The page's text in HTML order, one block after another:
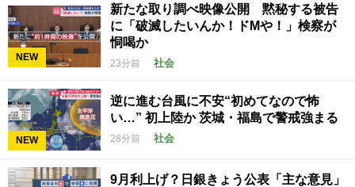
NEW
新たな取り調べ映像公開 黙秘する被告
に「破滅したいんか！ドMや！」検察が
恫喝か
23分前 社会
NEW
逆に進む台風に不安“初めてなので怖
い…” 初上陸か 茨城・福島で警戒強まる
28分前 社会
9月利上げ？日銀きょう公表「主な意見」